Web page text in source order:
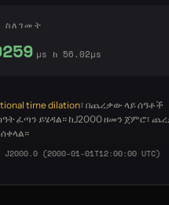
µs ከ 56.02µs
time dilation፣ በጨረቃው ላይ ሰዓቶች
ሰዓት ፈጣን ይሄዳል። ከJ2000 ዘመን ጀምሮ፣
(2000-01-01T12:00:00 UTC)